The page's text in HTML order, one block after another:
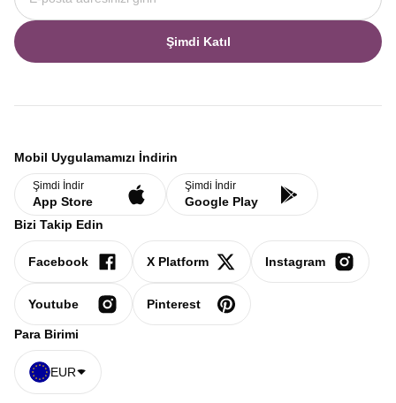
Şimdi Katıl
Mobil Uygulamamızı İndirin
Şimdi İndir
App Store
Şimdi İndir
Google Play
Bizi Takip Edin
Facebook X Platform Instagram
Youtube Pinterest
Para Birimi
EUR